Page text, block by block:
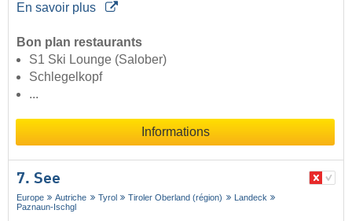
En savoir plus
Bon plan restaurants
S1 Ski Lounge (Salober)
Schlegelkopf
...
Informations
7. See
Europe Autriche Tyrol Tiroler Oberland (région)
Landeck
Paznaun-Ischgl